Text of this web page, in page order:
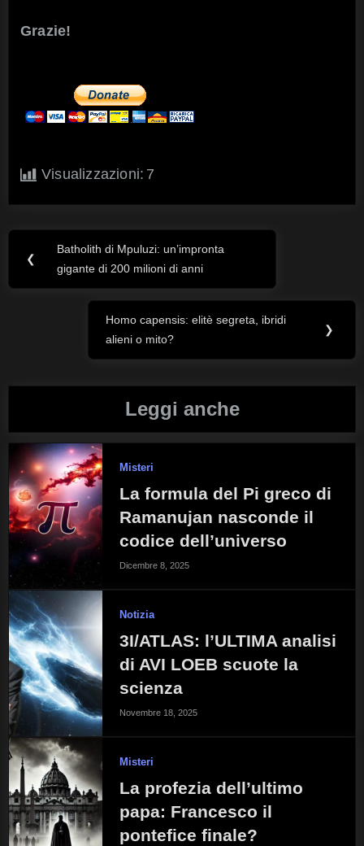
Grazie!
Visualizzazioni: 7
Navigazione
articoli
❮
Previous
Post:
Batholith di Mpuluzi: un’impronta
gigante di 200 milioni di anni
Next
Post:
Homo capensis: elitè segreta, ibridi
alieni o mito?
❯
Leggi anche
Misteri
La formula del Pi greco di
Ramanujan nasconde il
codice dell’universo
Dicembre 8, 2025
Notizia
3I/ATLAS: l’ULTIMA analisi
di AVI LOEB scuote la
scienza
Novembre 18, 2025
Misteri
La profezia dell’ultimo
papa: Francesco il
pontefice finale?